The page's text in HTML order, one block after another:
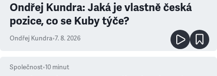
Ondřej Kundra: Jaká je vlastně česká
pozice, co se Kuby týče?
Ondřej Kundra•7. 8. 2026
Společnost•10 minut